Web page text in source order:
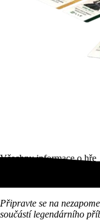
Všechny informace o hře
Epická strategická
Připravte se na
součástí legendárního